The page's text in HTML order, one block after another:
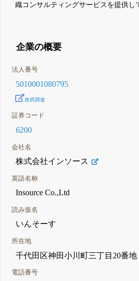
織コンサルティングサービスを提供し
企業の概要
法人番号
5010001080795
政府調達
証券コード
6200
会社名
株式会社インソース
英語名称
Insource Co.,Ltd
読み仮名
いんそーす
所在地
千代田区神田小川町三丁目20番地
電話番号